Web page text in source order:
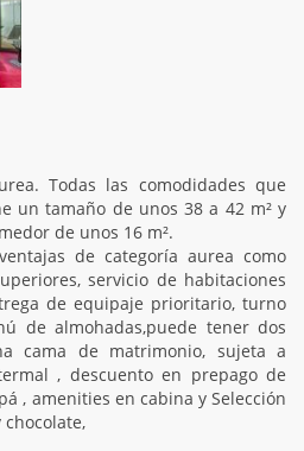
Todas las comodidades que
un tamaño de unos 38 a 42 m² y
de unos 16 m².
de categoría aurea como
servicio de habitaciones
de equipaje prioritario, turno
de almohadas,puede tener dos
cama de matrimonio, sujeta a
, descuento en prepago de
, amenities en cabina y Selección